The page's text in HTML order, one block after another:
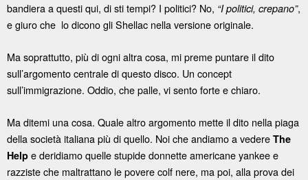
bandiera a questi qui, di sti tempi? I politici? No, “I politici, crepano”,
e giuro che lo dicono gli Shellac nella versione originale.
Ma soprattutto, più di ogni altra cosa, mi preme puntare il dito
sull’argomento centrale di questo disco. Un concept
sull’immigrazione. Oddio, che palle, vi sento forte e chiaro.
Ma ditemi una cosa. Quale altro argomento mette il dito nella piaga
della società italiana più di quello. Noi che andiamo a vedere The
Help e deridiamo quelle stupide donnette americane yankee e
razziste che maltrattano le povere colf nere, ma poi, alla prova dei